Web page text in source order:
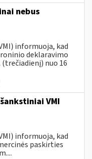
nebus
informuoja, kad
deklaravimo
(trečiadienį) nuo 16
VMI
informuoja, kad
paskirties